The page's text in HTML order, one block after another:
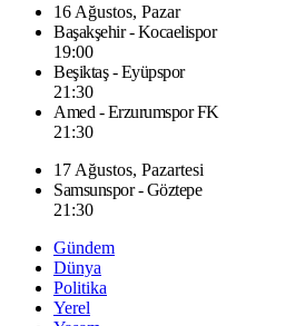
16 Ağustos, Pazar
Başakşehir - Kocaelispor
19:00
Beşiktaş - Eyüpspor
21:30
Amed - Erzurumspor FK
21:30
17 Ağustos, Pazartesi
Samsunspor - Göztepe
21:30
Gündem
Dünya
Politika
Yerel